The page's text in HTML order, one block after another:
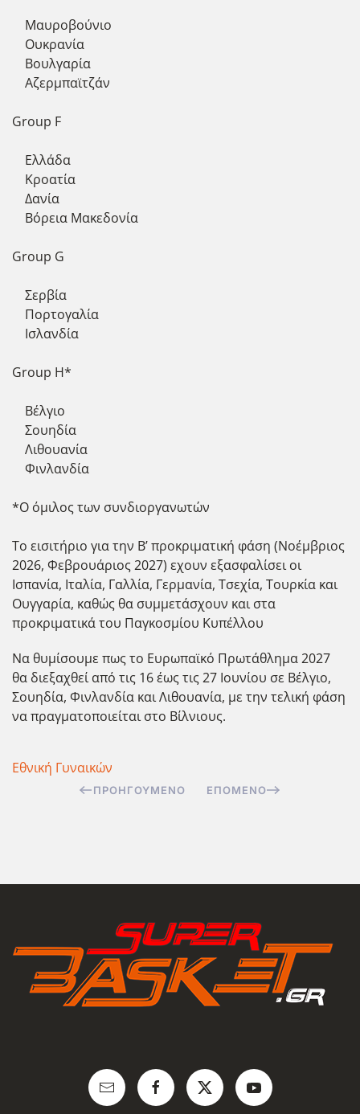
Μαυροβούνιο
Ουκρανία
Βουλγαρία
Αζερμπαϊτζάν
Group F
Ελλάδα
Κροατία
Δανία
Βόρεια Μακεδονία
Group G
Σερβία
Πορτογαλία
Ισλανδία
Group H*
Βέλγιο
Σουηδία
Λιθουανία
Φινλανδία
*O όμιλος των συνδιοργανωτών
Το εισιτήριο για την Β’ προκριματική φάση (Νοέμβριος
2026, Φεβρουάριος 2027) εχουν εξασφαλίσει οι
Ισπανία, Ιταλία, Γαλλία, Γερμανία, Τσεχία, Τουρκία και
Ουγγαρία, καθώς θα συμμετάσχουν και στα
προκριματικά του Παγκοσμίου Κυπέλλου
Να θυμίσουμε πως το Ευρωπαϊκό Πρωτάθλημα 2027
θα διεξαχθεί από τις 16 έως τις 27 Ιουνίου σε Βέλγιο,
Σουηδία, Φινλανδία και Λιθουανία, με την τελική φάση
να πραγματοποιείται στο Βίλνιους.
Εθνική Γυναικών
ΠΡΟΗΓΟΎΜΕΝΟ ΕΠΌΜΕΝΟ